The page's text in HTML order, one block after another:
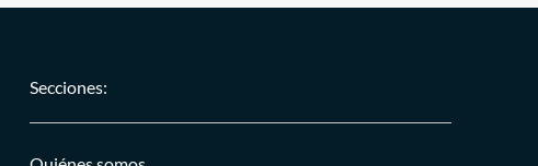
Secciones: